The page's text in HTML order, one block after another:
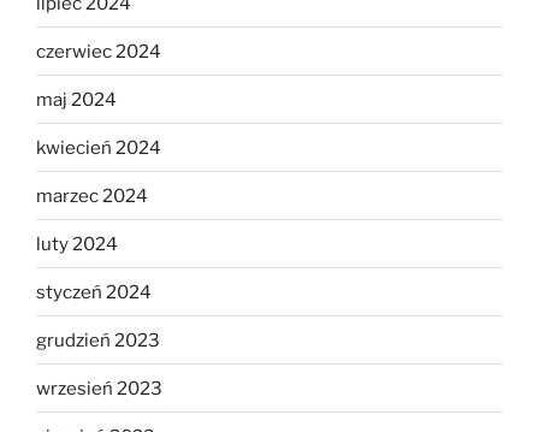
czerwiec 2024
maj 2024
kwiecień 2024
marzec 2024
luty 2024
styczeń 2024
grudzień 2023
wrzesień 2023